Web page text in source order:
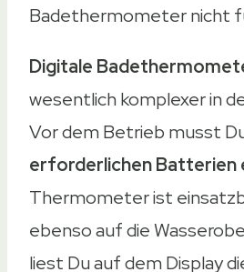
Badethermometer nicht
Digitale
wesentlich komplexer in
Vor dem Betrieb musst
erforderlichen Batterien
Thermometer ist
ebenso auf die
liest Du auf dem Display